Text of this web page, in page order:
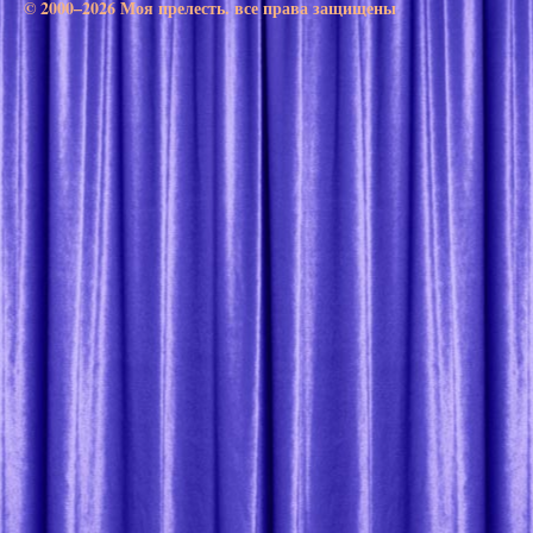
© 2000–2026 Моя прелесть. все права защищены